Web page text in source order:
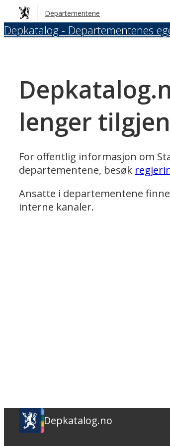
Hopp
til
hovedinnhold
Departementene
Depkatalog - Departementenes
lenger
For offentlig informasjon om
departementene, besøk
Ansatte i departementene
interne kanaler.
Depkatalog.no